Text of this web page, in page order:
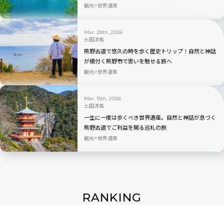
がスタート
観光 世界遺産
Mar. 28th, 2026
土田洋祐
熊野古道で悠久の時を歩く歴史トリップ！自然と神話
が根付く熊野市で思いを馳せる旅へ
観光 世界遺産
Mar. 15th, 2026
土田洋祐
一生に一度は歩くべき世界遺産。自然と神話が息づく
熊野古道でご利益を賜る巡礼の旅
観光 世界遺産
RANKING